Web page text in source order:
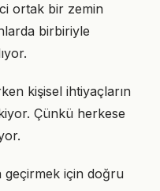
ortak bir zemin
birbiriyle
kişisel ihtiyaçların
Çünkü herkese
geçirmek için doğru